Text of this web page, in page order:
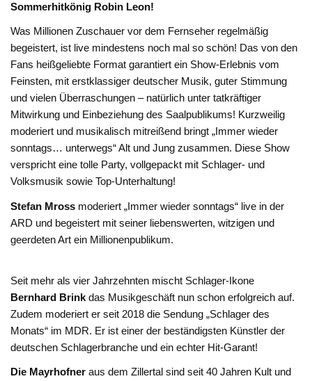
Sommerhitkönig Robin Leon!
Was Millionen Zuschauer vor dem Fernseher regelmäßig
begeistert, ist live mindestens noch mal so schön! Das von den
Fans heißgeliebte Format garantiert ein Show-Erlebnis vom
Feinsten, mit erstklassiger deutscher Musik, guter Stimmung
und vielen Überraschungen – natürlich unter tatkräftiger
Mitwirkung und Einbeziehung des Saalpublikums! Kurzweilig
moderiert und musikalisch mitreißend bringt „Immer wieder
sonntags… unterwegs“ Alt und Jung zusammen. Diese Show
verspricht eine tolle Party, vollgepackt mit Schlager- und
Volksmusik sowie Top-Unterhaltung!
Stefan Mross moderiert „Immer wieder sonntags“ live in der
ARD und begeistert mit seiner liebenswerten, witzigen und
geerdeten Art ein Millionenpublikum.
Seit mehr als vier Jahrzehnten mischt Schlager-Ikone
Bernhard Brink das Musikgeschäft nun schon erfolgreich auf.
Zudem moderiert er seit 2018 die Sendung „Schlager des
Monats“ im MDR. Er ist einer der beständigsten Künstler der
deutschen Schlagerbranche und ein echter Hit-Garant!
Die Mayrhofner aus dem Zillertal sind seit 40 Jahren Kult und